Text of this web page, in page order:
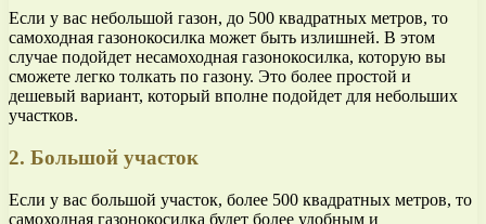
Если у вас небольшой газон, до 500 квадратных метров, то
самоходная газонокосилка может быть излишней. В этом
случае подойдет несамоходная газонокосилка, которую вы
сможете легко толкать по газону. Это более простой и
дешевый вариант, который вполне подойдет для небольших
участков.
2. Большой участок
Если у вас большой участок, более 500 квадратных метров, то
самоходная газонокосилка будет более удобным и